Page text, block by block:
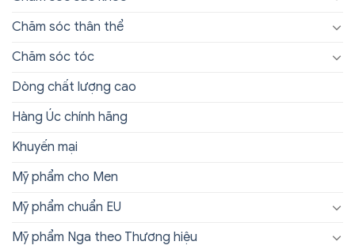
Chăm sóc thân thể
Chăm sóc tóc
Dòng chất lượng cao
Hàng Úc chính hãng
Khuyến mại
Mỹ phẩm cho Men
Mỹ phẩm chuẩn EU
Mỹ phẩm Nga theo Thương hiệu